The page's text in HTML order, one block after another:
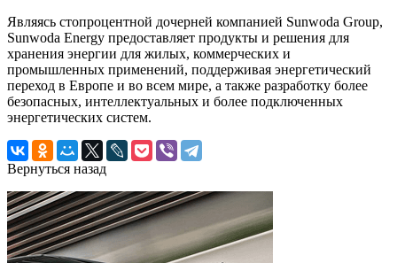
Являясь стопроцентной дочерней компанией Sunwoda Group,
Sunwoda Energy предоставляет продукты и решения для
хранения энергии для жилых, коммерческих и
промышленных применений, поддерживая энергетический
переход в Европе и во всем мире, а также разработку более
безопасных, интеллектуальных и более подключенных
энергетических систем.
Вернуться назад